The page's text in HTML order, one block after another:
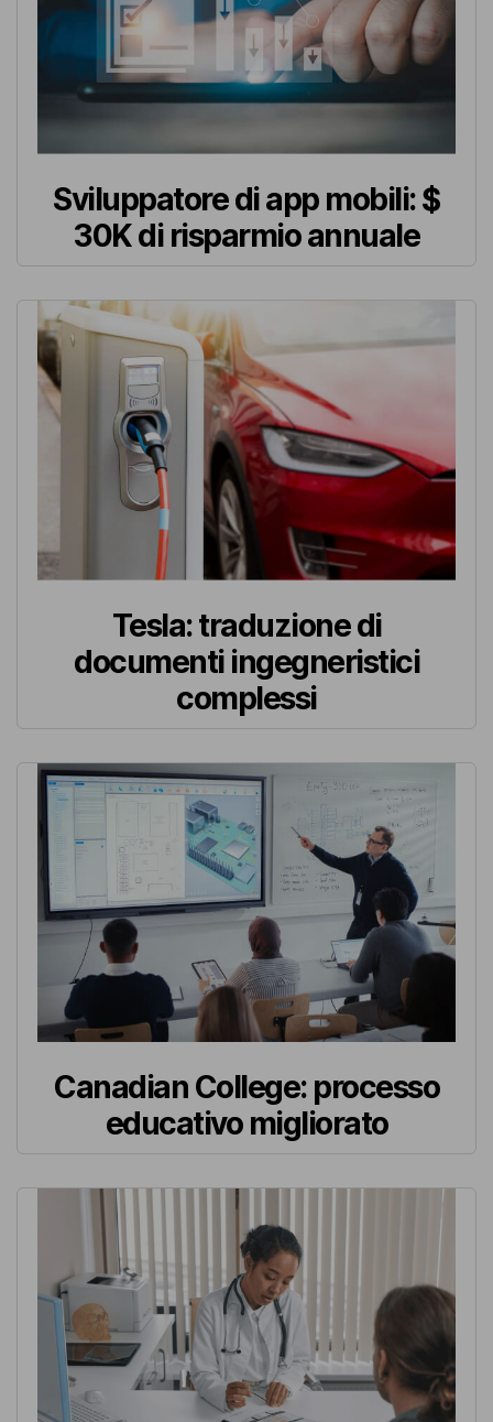
Sviluppatore di app mobili: $
30K di risparmio annuale
Tesla: traduzione di
documenti ingegneristici
complessi
Canadian College: processo
educativo migliorato